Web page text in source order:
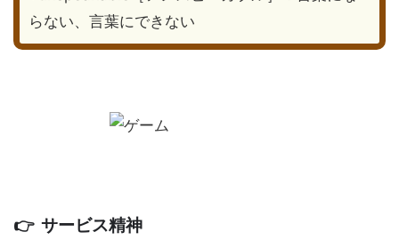
らない、言葉にできない
👉 サービス精神